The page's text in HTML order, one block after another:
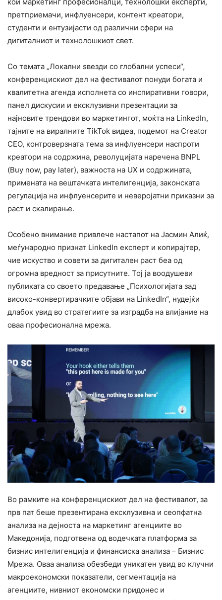
претприемачи, инфлуенсери, контент креатори,
студенти и ентузијасти од различни сфери на
дигиталниот и технолошкиот свет.
Со темата „Локални ѕвезди со глобални успеси“,
конференцискиот дел на фестивалот понуди богата и
квалитетна агенда исполнета со инспиративни говори,
панел дискусии и ексклузивни презентации за
најновите трендови во маркетингот, моќта на LinkedIn,
тајните на виралните TikTok видеа, подемот на Creator
CEO, контроверзната тема за инфлуенсери наспроти
креатори на содржина, револуцијата наречена BNPL
(Buy now, pay later), важноста на UX и содржината,
примената на вештачката интелигенција, законската
регулација на инфлуенсерите и неверојатни приказни за
раст и скалирање.
Особено внимание привлече настапот на Јасмин Алиќ,
меѓународно признат LinkedIn експерт и копирајтер,
чие искуство и совети за дигитален раст беа од
огромна вредност за присутните. Тој ја воодушеви
публиката со своето предавање „Психологијата зад
високо-конвертирачките објави на LinkedIn“, нудејќи
длабок увид во стратегиите за изградба на влијание на
оваа професионална мрежа.
Во рамките на конференцискиот дел на фестивалот, за
прв пат беше презентирана ексклузивна и сеопфатна
анализа на дејноста на маркетинг агенциите во
Македонија, подготвена од водечката платформа за
бизнис интелигенција и финансиска анализа – Бизнис
Мрежа. Оваа анализа обезбеди уникатен увид во клучни
макроекономски показатели, сегментација на
агенциите, нивниот економски придонес и